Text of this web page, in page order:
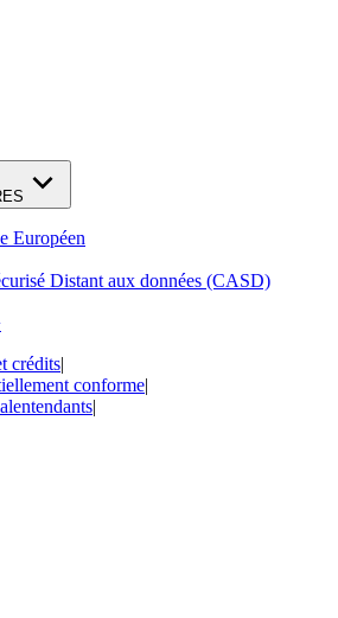
Européen
Distant aux données (CASD)
crédits|
conforme|
|